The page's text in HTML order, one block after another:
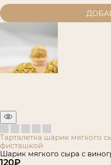
Тарталетка шарик мягкого
фисташкой
Шарик мягкого сыра с
120₽